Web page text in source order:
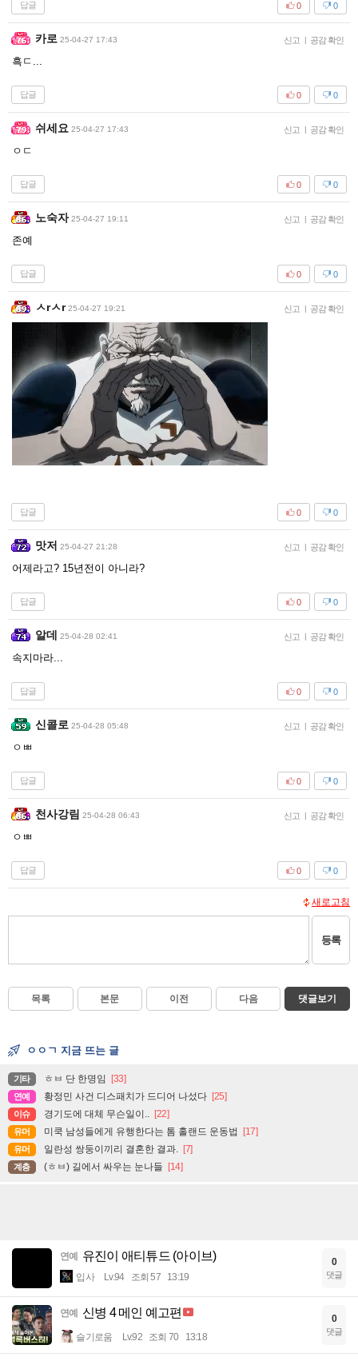
답글 0
0
카로 25-04-27 17:43 신고 | 공감 확인
흑ㄷ...
답글 0
0
쉬세요 25-04-27 17:43 신고 | 공감 확인
ㅇㄷ
답글 0
0
노숙자 25-04-27 19:11 신고 | 공감 확인
존예
답글 0
0
ㅅrㅅr 25-04-27 19:21 신고 | 공감 확인
답글 0
0
맛저 25-04-27 21:28 신고 | 공감 확인
어제라고? 15년전이 아니라?
답글 0
0
알데 25-04-28 02:41 신고 | 공감 확인
속지마라...
답글 0
0
신콜로 25-04-28 05:48 신고 | 공감 확인
ㅇㅃ
답글 0
0
천사강림 25-04-28 06:43 신고 | 공감 확인
ㅇㅃ
답글 0
0
새로고침
등록
목록 본문 이전 다음 댓글보기
ㅇㅇㄱ 지금 뜨는 글
기타 ㅎㅂ 단 한명임 [33]
연예 황정민 사건 디스패치가 드디어 나섰다 [25]
이슈 경기도에 대체 무슨일이.. [22]
유머 미쿡 남성들에게 유행한다는 톰 홀랜드 운동법 [17]
유머 일란성 쌍둥이끼리 결혼한 결과. [7]
계층 (ㅎㅂ) 길에서 싸우는 눈나들 [14]
연예 유진이 애티튜드 (아이브)
입사 Lv.94 조회 57 13:19
0
댓글
연예 신병 4 메인 예고편
슬기로움 Lv.92 조회 70 13:18
0
댓글